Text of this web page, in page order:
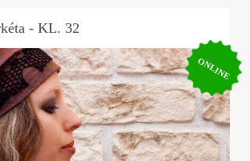
- KL. 32
ONLINE
Kartářka Markéta